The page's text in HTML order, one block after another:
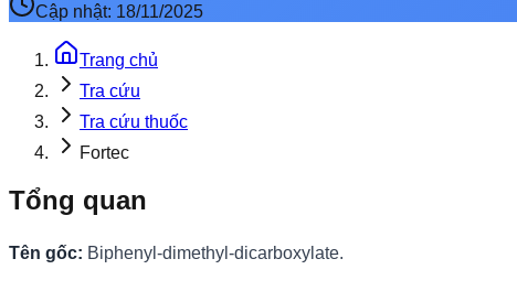
Cập nhật: 18/11/2025
Trang chủ
Tra cứu
Tra cứu thuốc
Fortec
Tổng quan
Tên gốc: Biphenyl-dimethyl-dicarboxylate.